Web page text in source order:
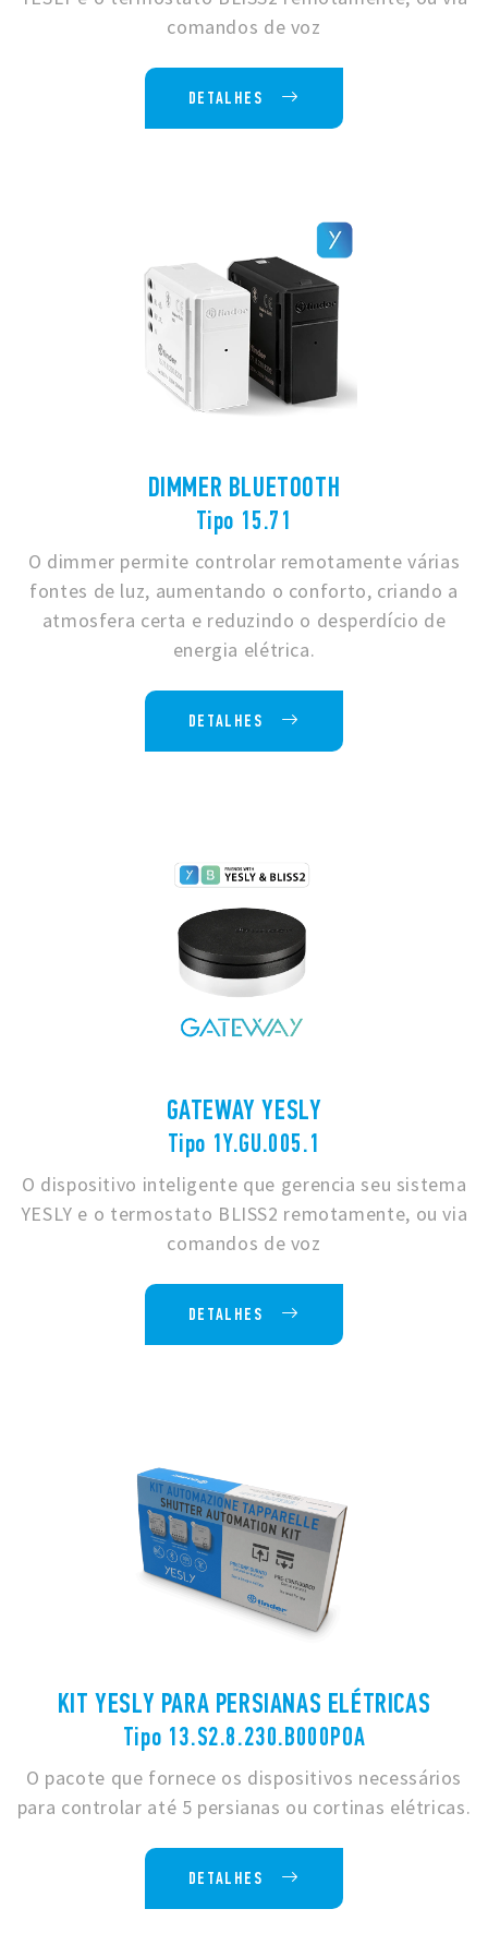
comandos de voz
DETALHES
DIMMER BLUETOOTH
Tipo 15.71
O dimmer permite controlar remotamente várias
fontes de luz, aumentando o conforto, criando a
atmosfera certa e reduzindo o desperdício de
energia elétrica.
DETALHES
GATEWAY YESLY
Tipo 1Y.GU.005.1
O dispositivo inteligente que gerencia seu sistema
YESLY e o termostato BLISS2 remotamente, ou via
comandos de voz
DETALHES
KIT YESLY PARA PERSIANAS ELÉTRICAS
Tipo 13.S2.8.230.B000POA
O pacote que fornece os dispositivos necessários
para controlar até 5 persianas ou cortinas elétricas.
DETALHES